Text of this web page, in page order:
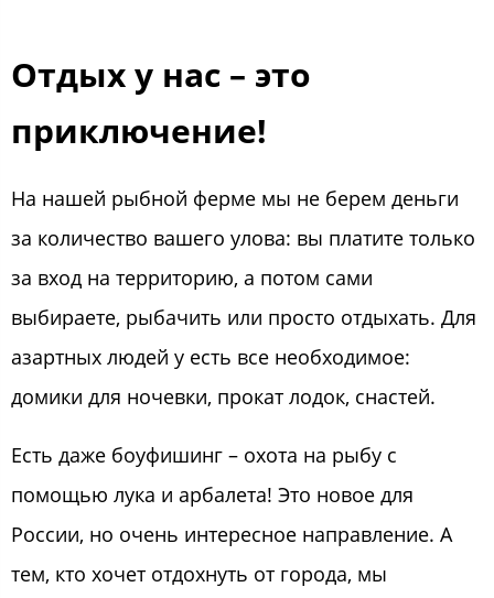
Отдых у нас – это
приключение!
На нашей рыбной ферме мы не берем деньги
за количество вашего улова: вы платите только
за вход на территорию, а потом сами
выбираете, рыбачить или просто отдыхать. Для
азартных людей у есть все необходимое:
домики для ночевки, прокат лодок, снастей.
Есть даже боуфишинг – охота на рыбу с
помощью лука и арбалета! Это новое для
России, но очень интересное направление. А
тем, кто хочет отдохнуть от города, мы